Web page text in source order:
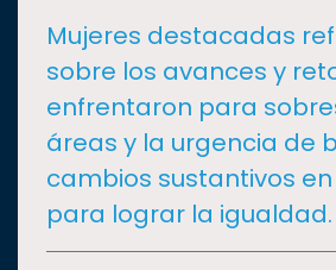
I+D+IEXPERTOS
SALUD
SUSTENTABILIDAD
Mujeres destacadas
sobre los avances y
enfrentaron para
áreas y la urgencia de
cambios sustantivos
para lograr la igualdad.